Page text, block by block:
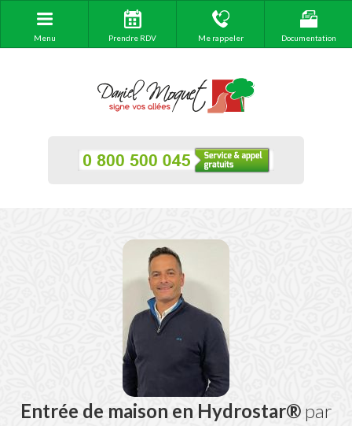
Menu Prendre RDV Me rappeler Documentation
Entrée de maison en Hydrostar®par